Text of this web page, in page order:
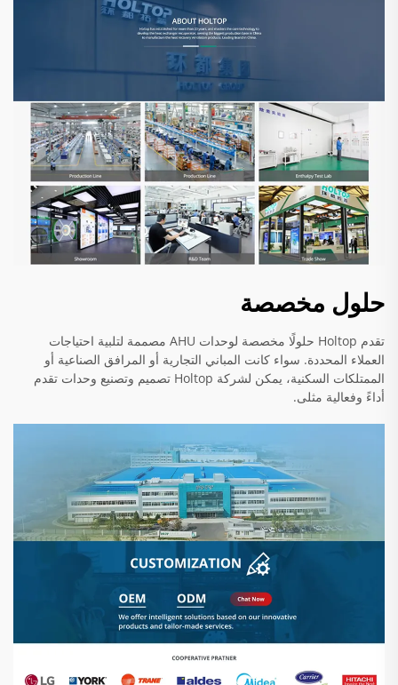
حلول مخصصة
تقدم Holtop حلولًا مخصصة لوحدات AHU مصممة لتلبية احتياجات
العملاء المحددة. سواء كانت المباني التجارية أو المرافق الصناعية أو
الممتلكات السكنية، يمكن لشركة Holtop تصميم وتصنيع وحدات تقدم
أداءً وفعالية مثلى.